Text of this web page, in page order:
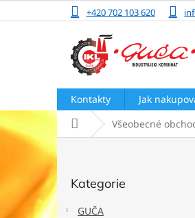
na
+420 702 103 620
Kontakty Jak
Domů Všeobecné
P
o
s
t
r
kategorie
Kategorie
GUČA